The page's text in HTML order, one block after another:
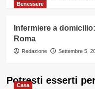
Benessere
Infermiere a
Roma
Redazione Settembre 5,
Potresti esserti
Casa